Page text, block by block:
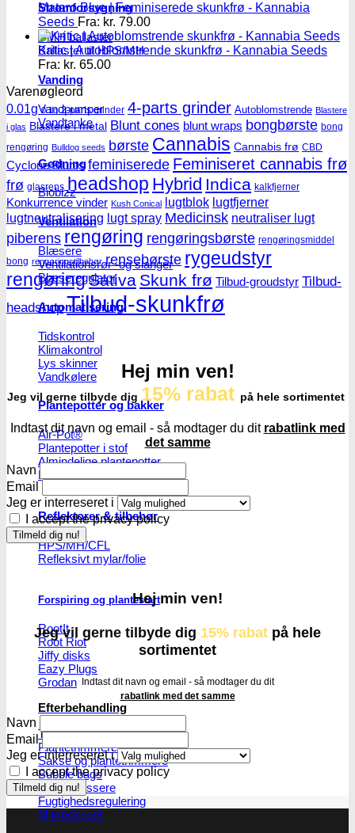
Strømforsygning
CMH ballaster
Ballaster til HPS/MH
Vanding
Vandpumper
Vandtanke
Gødning
Biobizz
Ventilation
Blæsere
Ventilationsrør -og slanger
Blæseregulator
Automatisering
Tidskontrol
Klimakontrol
Lys skinner
Vandkølere
Plantepotter og bakker
Air-Pot®
Plantepotter i stof
Almindelige plantepotter
Plastikbakker
Reflektorer & tilbehør
HPS/MH/CFL
Refleksivt mylar/folie
Forspiring og plantestart
Root!t
Root Riot
Jiffy disks
Eazy Plugs
Grodan
Efterbehandling
Tørrenet
Plantetrimmere
Sakse og plantetrimmere
Bubble bags
Pollenpressere
Fugtighedsregulering
Mikroskoper
Mataro Blue | Feminiserede skunkfrø - Kannabia
Seeds Fra: kr. 79.00
Kritic | Autoblomstrende skunkfrø - Kannabia Seeds
Fra: kr. 65.00
Varenøgleord
0.01g 0.1g 2-parts grinder 4-parts grinder Autoblomstrende Blastere
i glas Blastere i metal Blunt cones blunt wraps bongbørste bong
rengøring Bulldog seeds børste Cannabis Cannabis frø CBD
Cyclone Blunts feminiserede Feminiseret cannabis frø
frø glasrens headshop Hybrid Indica kalkfjerner
Konkurrence vinder Kush Conical lugtblok lugtfjerner
lugtneutralisering lugt spray Medicinsk neutraliser lugt
piberens rengøring rengøringsbørste rengøringsmiddel
bong rengøringstilbehør rensebørste rygeudstyr
rengøringSativa Skunk frø Tilbud-groudstyr Tilbud-
headshop Tilbud-skunkfrø
Hej min ven!
Jeg vil gerne tilbyde dig 15% rabat på hele sortimentet
Indtast dit navn og email - så modtager du dit rabatlink med
det samme
Navn
Email
Jeg er interreseret i
I accept the privacy policy
Hej min ven!
Jeg vil gerne tilbyde dig 15% rabat på hele
sortimentet
Indtast dit navn og email - så modtager du dit
rabatlink med det samme
Navn
Email
Jeg er interreseret i
I accept the privacy policy